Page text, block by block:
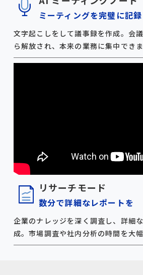
ミーティングを完璧に記録
文字起こしをして議事録を作成。会
ら解放され、本来の業務に集中できま
リサーチモード
数分で詳細なレポートを
企業のナレッジを深く調査し、詳細
成。市場調査や社内分析の時間を大幅